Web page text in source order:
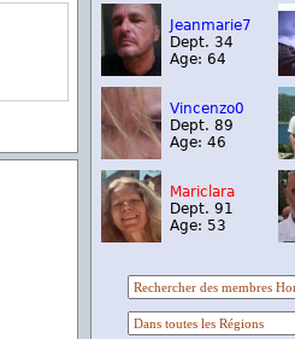
Jeanmarie7
Dept. 34
Age: 64
Vincenzo0
Dept. 89
Age: 46
Mariclara
Dept. 91
Age: 53